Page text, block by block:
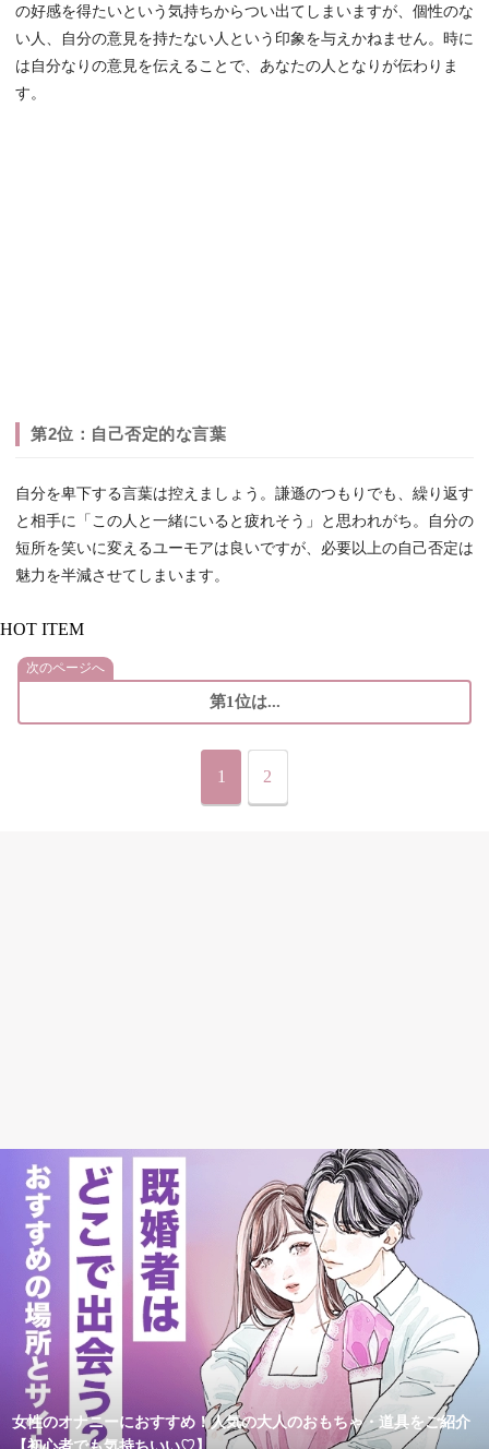
の好感を得たいという気持ちからつい出てしまいますが、個性のな
い人、自分の意見を持たない人という印象を与えかねません。時に
は自分なりの意見を伝えることで、あなたの人となりが伝わりま
す。
第2位：自己否定的な言葉
自分を卑下する言葉は控えましょう。謙遜のつもりでも、繰り返す
と相手に「この人と一緒にいると疲れそう」と思われがち。自分の
短所を笑いに変えるユーモアは良いですが、必要以上の自己否定は
魅力を半減させてしまいます。
HOT ITEM
次のページへ
第1位は...
1 2
女性のオナニーにおすすめ！人気の大人のおもちゃ・道具をご紹介